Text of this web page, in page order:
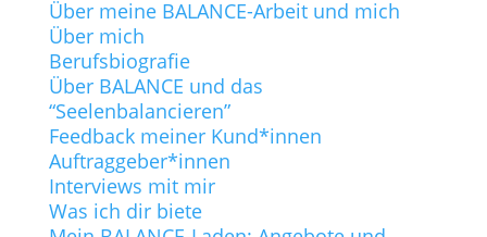
Über meine BALANCE-Arbeit und mich
Über mich
Berufsbiografie
Über BALANCE und das
“Seelenbalancieren”
Feedback meiner Kund*innen
Auftraggeber*innen
Interviews mit mir
Was ich dir biete